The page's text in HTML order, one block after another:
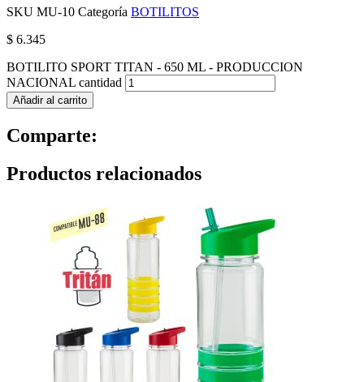
SKU MU-10 Categoría BOTILITOS
$ 6.345
BOTILITO SPORT TITAN - 650 ML - PRODUCCION
NACIONAL cantidad
Añadir al carrito
Comparte:
Productos relacionados